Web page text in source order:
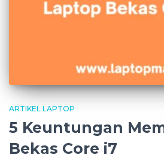
ARTIKEL LAPTOP
5 Keuntungan
Bekas Core i7